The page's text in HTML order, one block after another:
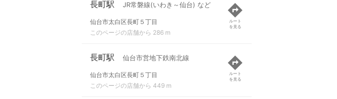
長町駅 JR常磐線(いわき～仙台) など
仙台市太白区長町５丁目
このページの店舗から 286 m
ルート
を見る
長町駅 仙台市営地下鉄南北線
仙台市太白区長町５丁目
このページの店舗から 449 m
ルート
を見る